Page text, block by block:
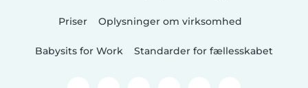
Priser Oplysninger om virksomhed
Babysits for Work Standarder for fællesskabet